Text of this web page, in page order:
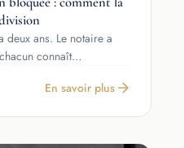
deux ans. Le notaire a
connaît…
En savoir plus